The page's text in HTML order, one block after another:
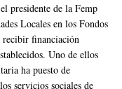
presidente de la Femp
Locales en los Fondos
recibir financiación
Uno de ellos
ha puesto de
servicios sociales de